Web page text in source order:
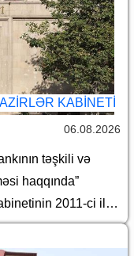
Azərbaycan
9 yanvar tarixli 1957
haqqında”
2026-cı il 15
icrası ilə əlaqədar
bəzi
KABINETI
06.08.2026
təşkili və
haqqında”
2011-ci il
dəyişiklik edilməsi